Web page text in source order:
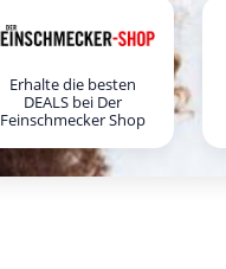
Erhalte die besten
DEALS bei Der
Feinschmecker Shop